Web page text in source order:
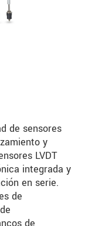
de sensores
y
LVDT
integrada y
en serie.
de
de